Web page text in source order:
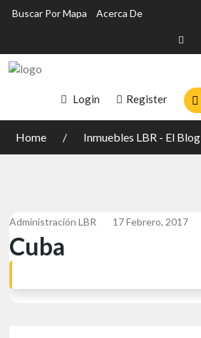
Buscar Por Mapa Acerca De
Login Register
Home Inmuebles LBR - El Blog
Administración LBR 17 Febrero, 2017
Cuba